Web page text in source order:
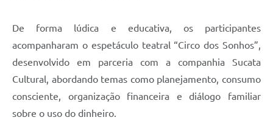
De forma lúdica e educativa, os participantes
acompanharam o espetáculo teatral “Circo dos Sonhos”,
desenvolvido em parceria com a companhia Sucata
Cultural, abordando temas como planejamento, consumo
consciente, organização financeira e diálogo familiar
sobre o uso do dinheiro.